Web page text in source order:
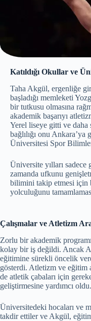
Katıldığı Okullar ve
Taha Akgül, ergenliğe
başladığı memleketi
bir tutkusu olmasına
akademik başarıyı
Yerel liseye gitti ve daha
bağlılığı onu
Üniversitesi Spor
Üniversite yılları sadece
zamanda ufkunu
bilimini takip etmesi için
yolculuğunu
Çalışmalar ve Atletizm
Zorlu bir akademik
kolay bir iş değildi. Ancak
eğitimine sürekli öncelik
gösterdi. Atletizm ve eğitim
de atletik çabaları için
geliştirmesine yardımcı oldu.
Üniversitedeki hocaları ve
takdir ettiler ve Akgül,